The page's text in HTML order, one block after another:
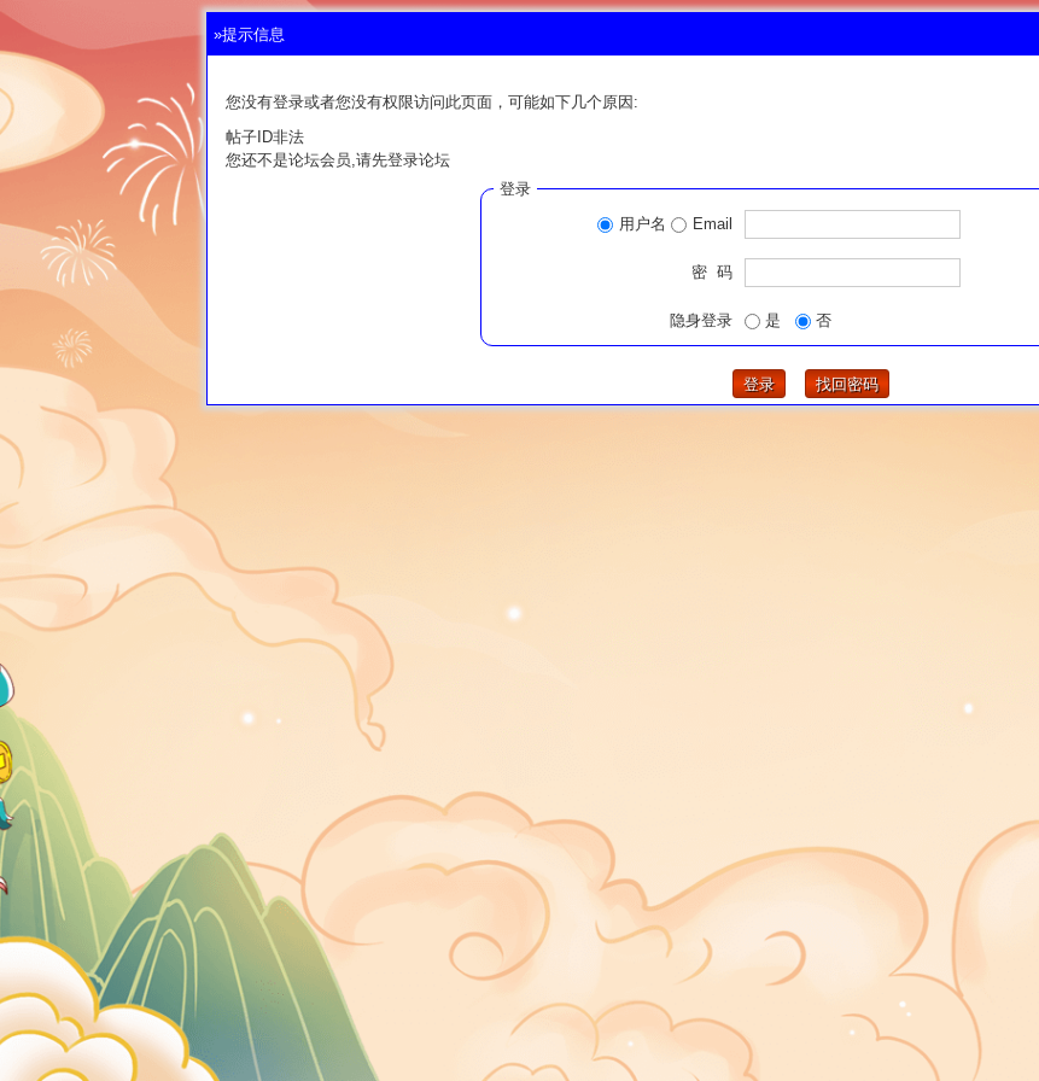
»提示信息
您没有登录或者您没有权限访问此页面，可能如下几个原因:
帖子ID非法
您还不是论坛会员,请先登录论坛
登录
用户名
Email
密 码
隐身登录 是 否